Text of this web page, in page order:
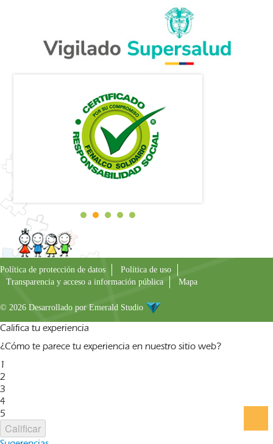
Política de protección de datos
Política de uso
Transparencia y acceso a información pública
Mapa
© 2026 Desarrollado por Emerald Studio
Califica tu experiencia
¿Cómo te parece tu experiencia en nuestro sitio web?
1
2
3
4
5
Calificar